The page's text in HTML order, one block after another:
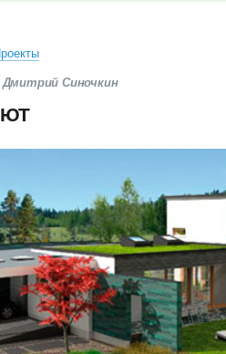
Дмитрий Синочкин